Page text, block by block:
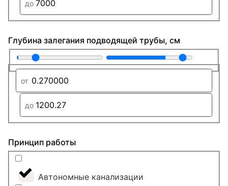
Глубина залегания подводящей трубы, см
Принцип работы
Автономные канализации